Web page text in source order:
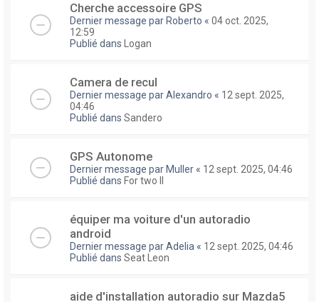
Cherche accessoire GPS
Dernier message par Roberto « 04 oct. 2025,
12:59
Publié dans
Logan
Camera de recul
Dernier message parAlexandro « 12 sept. 2025,
04:46
Publié dans Sandero
GPS Autonome
Dernier message par Muller « 12 sept. 2025, 04:46
Publié dans For two II
équiper ma voiture d'un autoradio
android
Dernier message parAdelia « 12 sept. 2025, 04:46
Publié dans Seat Leon
aide d'installation autoradio sur Mazda5